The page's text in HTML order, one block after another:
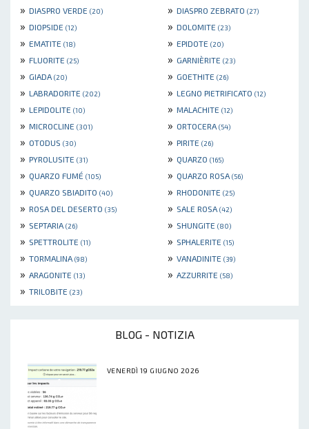
» DIASPRO VERDE (20) » DIASPRO ZEBRATO (27)
» DIOPSIDE (12) » DOLOMITE (23)
» EMATITE (18) » EPIDOTE (20)
» FLUORITE (25) » GARNIÈRITE (23)
» GIADA (20) » GOETHITE (26)
» LABRADORITE (202) » LEGNO PIETRIFICATO (12)
» LEPIDOLITE (10) » MALACHITE (12)
» MICROCLINE (301) » ORTOCERA (54)
» OTODUS (30) » PIRITE (26)
» PYROLUSITE (31) » QUARZO (165)
» QUARZO FUMÉ (105) » QUARZO ROSA (56)
» QUARZO SBIADITO (40) » RHODONITE (25)
» ROSA DEL DESERTO (35) » SALE ROSA (42)
» SEPTARIA (26) » SHUNGITE (80)
» SPETTROLITE (11) » SPHALERITE (15)
» TORMALINA (98) » VANADINITE (39)
» ARAGONITE (13) » AZZURRITE (58)
» TRILOBITE (23)
BLOG - NOTIZIA
VENERDÌ 19 GIUGNO 2026